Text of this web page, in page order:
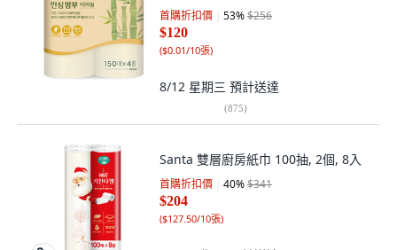
首購折扣價 53%$256
$120
($0.01/10張)
8/12 星期三 預計送達
(875)
Santa 雙層廚房紙巾 100抽, 2個, 8入
首購折扣價 40%$341
$204
($127.50/10張)